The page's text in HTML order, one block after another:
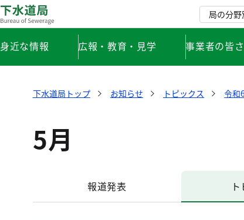
局の分野
身近な情報 広報・教育・見学 事業者の皆
下水道局トップ お知らせ トピックス 令和
5月
報道発表